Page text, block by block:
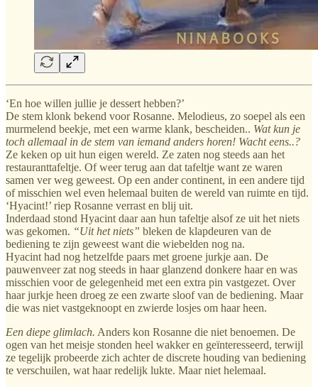
‘En hoe willen jullie je dessert hebben?’
De stem klonk bekend voor Rosanne. Melodieus, zo soepel als een
murmelend beekje, met een warme klank, bescheiden.. Wat kun je
toch allemaal in de stem van iemand anders horen! Wacht eens..?
Ze keken op uit hun eigen wereld. Ze zaten nog steeds aan het
restauranttafeltje. Of weer terug aan dat tafeltje want ze waren
samen ver weg geweest. Op een ander continent, in een andere tijd
of misschien wel even helemaal buiten de wereld van ruimte en tijd.
‘Hyacint!’ riep Rosanne verrast en blij uit.
Inderdaad stond Hyacint daar aan hun tafeltje alsof ze uit het niets
was gekomen. “Uit het niets” bleken de klapdeuren van de
bediening te zijn geweest want die wiebelden nog na.
Hyacint had nog hetzelfde paars met groene jurkje aan. De
pauwenveer zat nog steeds in haar glanzend donkere haar en was
misschien voor de gelegenheid met een extra pin vastgezet. Over
haar jurkje heen droeg ze een zwarte sloof van de bediening. Maar
die was niet vastgeknoopt en zwierde losjes om haar heen.
Een diepe glimlach. Anders kon Rosanne die niet benoemen. De
ogen van het meisje stonden heel wakker en geïnteresseerd, terwijl
ze tegelijk probeerde zich achter de discrete houding van bediening
te verschuilen, wat haar redelijk lukte. Maar niet helemaal.